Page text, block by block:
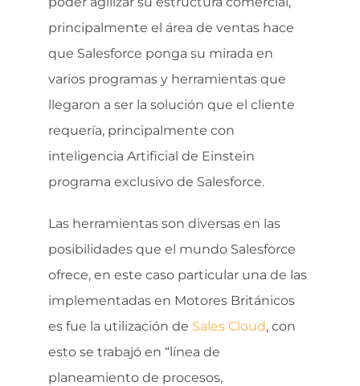
principalmente el área de ventas hace
que Salesforce ponga su mirada en
varios programas y herramientas que
llegaron a ser la solución que el cliente
requería, principalmente con
inteligencia Artificial de Einstein
programa exclusivo de Salesforce.
Las herramientas son diversas en las
posibilidades que el mundo Salesforce
ofrece, en este caso particular una de las
implementadas en Motores Británicos
es fue la utilización de Sales Cloud, con
esto se trabajó en “línea de
planeamiento de procesos,